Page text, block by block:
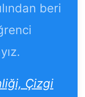
beri
Çizgi